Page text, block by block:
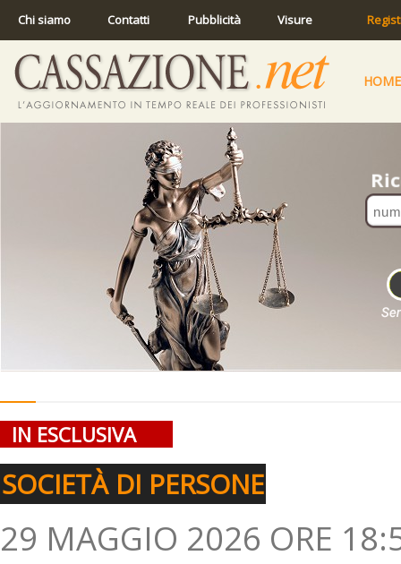
Chi siamo Contatti Pubblicità Visure
HOME
IN ESCLUSIVA
SOCIETÀ DI PERSONE
29 MAGGIO 2026 ORE